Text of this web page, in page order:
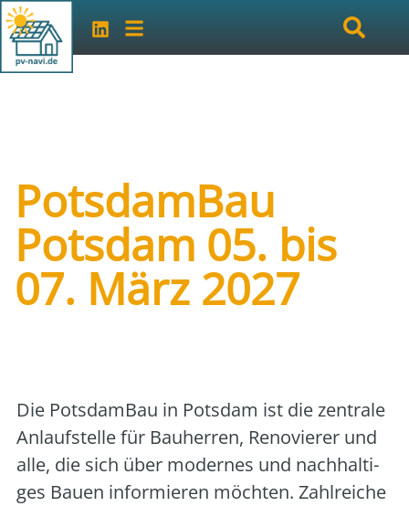
PotsdamBau
Potsdam 05. bis
07. März 2027
Die Pots­dam­Bau in Pots­dam ist die zen­tra­le
Anlauf­stel­le für Bau­her­ren, Reno­vie­rer und
alle, die sich über moder­nes und nach­hal­ti­
ges Bau­en infor­mie­ren möch­ten. Zahl­rei­che